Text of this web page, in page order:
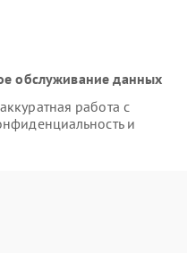
обслуживание данных
работа с
и